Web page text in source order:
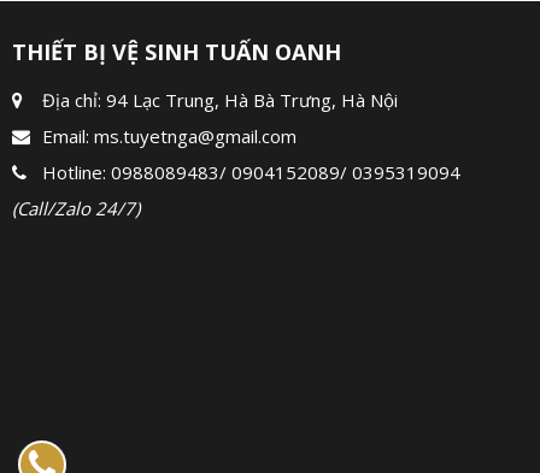
THIẾT BỊ VỆ SINH TUẤN OANH
Địa chỉ: 94 Lạc Trung, Hà Bà Trưng, Hà Nội
Email: ms.tuyetnga@gmail.com
Hotline: 0988089483/ 0904152089/ 0395319094
(Call/Zalo 24/7)